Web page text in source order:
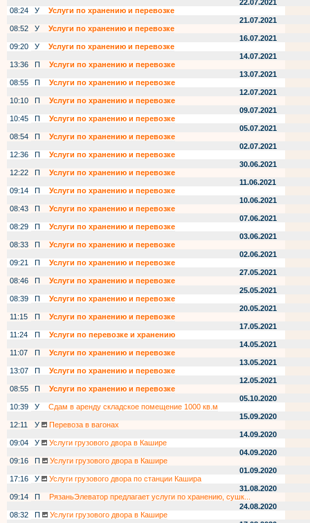
22.07.2021
08:24
У
Услуги по хранению и перевозке
21.07.2021
08:52
У
Услуги по хранению и перевозке
16.07.2021
09:20
У
Услуги по хранению и перевозке
14.07.2021
13:36
П
Услуги по хранению и перевозке
13.07.2021
08:55
П
Услуги по хранению и перевозке
12.07.2021
10:10
П
Услуги по хранению и перевозке
09.07.2021
10:45
П
Услуги по хранению и перевозке
05.07.2021
08:54
П
Услуги по хранению и перевозке
02.07.2021
12:36
П
Услуги по хранению и перевозке
30.06.2021
12:22
П
Услуги по хранению и перевозке
11.06.2021
09:14
П
Услуги по хранению и перевозке
10.06.2021
08:43
П
Услуги по хранению и перевозке
07.06.2021
08:29
П
Услуги по хранению и перевозке
03.06.2021
08:33
П
Услуги по хранению и перевозке
02.06.2021
09:21
П
Услуги по хранению и перевозке
27.05.2021
08:46
П
Услуги по хранению и перевозке
25.05.2021
08:39
П
Услуги по хранению и перевозке
20.05.2021
11:15
П
Услуги по хранению и перевозке
17.05.2021
11:24
П
Услуги по перевозке и хранению
14.05.2021
11:07
П
Услуги по хранению и перевозке
13.05.2021
13:07
П
Услуги по хранению и перевозке
12.05.2021
08:55
П
Услуги по хранению и перевозке
05.10.2020
10:39
У
Сдам в аренду складское помещение 1000 кв.м
15.09.2020
12:11
У
Перевоза в вагонах
14.09.2020
09:04
У
Услуги грузового двора в Кашире
04.09.2020
09:16
П
Услуги грузового двора в Кашире
01.09.2020
17:16
У
Услуги грузового двора по станции Кашира
31.08.2020
09:14
П
РязаньЭлеватор предлагает услуги по хранению, сушк...
24.08.2020
08:32
П
Услуги грузового двора в Кашире